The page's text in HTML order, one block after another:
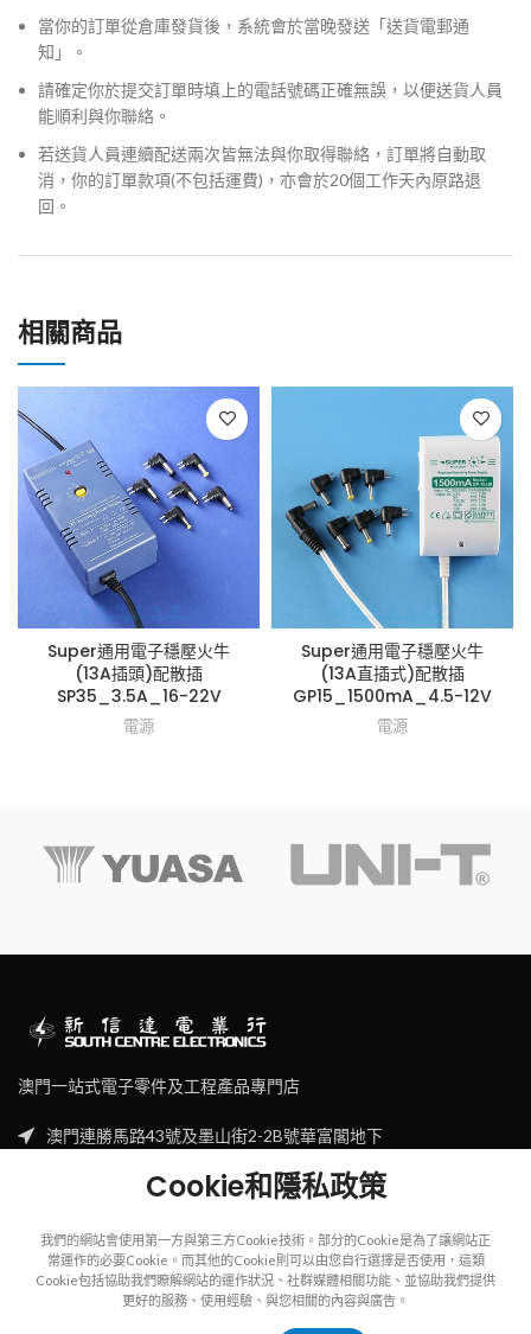
當你的訂單從倉庫發貨後，系統會於當晚發送「送貨電郵通
知」。
請確定你於提交訂單時填上的電話號碼正確無誤，以便送貨人員
能順利與你聯絡。
若送貨人員連續配送兩次皆無法與你取得聯絡，訂單將自動取
消，你的訂單款項(不包括運費)，亦會於20個工作天內原路退
回。
相關商品
Super通用電子穩壓火牛
(13A插頭)配散插
SP35_3.5A_16-22V
電源
Super通用電子穩壓火牛
(13A直插式)配散插
GP15_1500mA_4.5-12V
電源
澳門一站式電子零件及工程產品專門店
澳門連勝馬路43號及墨山街2-2B號華富閣地下
2023SOUTH CENTRE ELECTRIONCISAll rights reserved.
Cookie和隱私政策
我們的網站會使用第一方與第三方Cookie技術。部分的Cookie是為了讓網站正
常運作的必要Cookie。而其他的Cookie則可以由您自行選擇是否使用，這類
Cookie包括協助我們瞭解網站的運作狀況、社群媒體相關功能、並協助我們提供
更好的服務、使用經驗、與您相關的內容與廣告。